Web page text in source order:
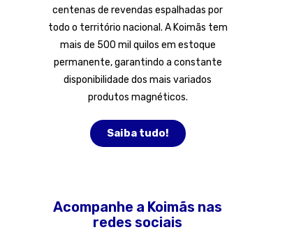
centenas de revendas espalhadas por
todo o território nacional. A Koimãs tem
mais de 500 mil quilos em estoque
permanente, garantindo a constante
disponibilidade dos mais variados
produtos magnéticos.
Saiba tudo!
Acompanhe a Koimãs nas
redes sociais